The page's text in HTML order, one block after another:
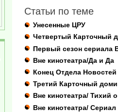
Статьи по теме
Унесенные ЦРУ
Четвертый Карточный
Первый сезон сериала
Вне кинотеатра/Да и Да
Конец Отдела Новостей
Третий Карточный
Вне кинотеатра/ Тихий
Вне кинотеатра/